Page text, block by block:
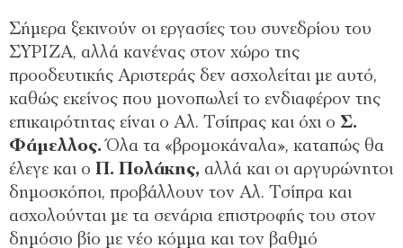
Σήμερα ξεκινούν οι εργασίες του συνεδρίου του
ΣΥΡΙΖΑ, αλλά κανένας στον χώρο της
προοδευτικής Αριστεράς δεν ασχολείται με αυτό,
καθώς εκείνος που μονοπωλεί το ενδιαφέρον της
επικαιρότητας είναι ο Αλ. Τσίπρας και όχι ο Σ.
Φάμελλος. Όλα τα «βρομοκάναλα», καταπώς θα
έλεγε και ο Π. Πολάκης, αλλά και οι αργυρώνητοι
δημοσκόποι, προβάλλουν τον Αλ. Τσίπρα και
ασχολούνται με τα σενάρια επιστροφής του στον
δημόσιο βίο με νέο κόμμα και τον βαθμό